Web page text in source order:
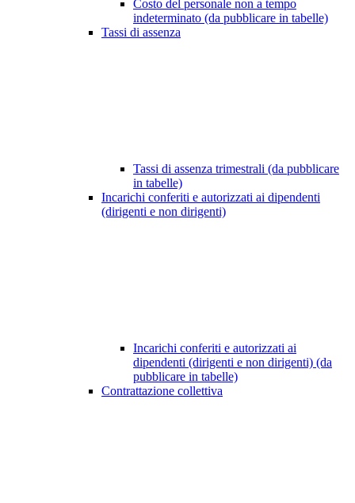
Costo del personale non a tempo
indeterminato (da pubblicare in tabelle)
Tassi di assenza
Tassi di assenza trimestrali (da pubblicare
in tabelle)
Incarichi conferiti e autorizzati ai dipendenti
(dirigenti e non dirigenti)
Incarichi conferiti e autorizzati ai
dipendenti (dirigenti e non dirigenti) (da
pubblicare in tabelle)
Contrattazione collettiva